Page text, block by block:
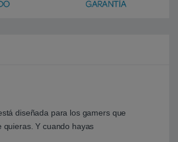
diseñada para los gamers que
quieras. Y cuando hayas